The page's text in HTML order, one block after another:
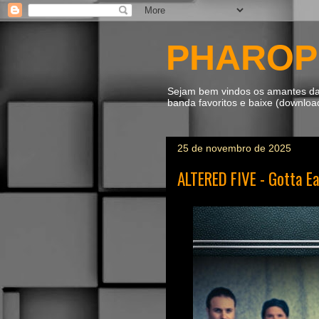
Sejam bem vindos os amantes
banda favoritos e baixe
25 de novembro de 2025
ALTERED FIVE - Gotta